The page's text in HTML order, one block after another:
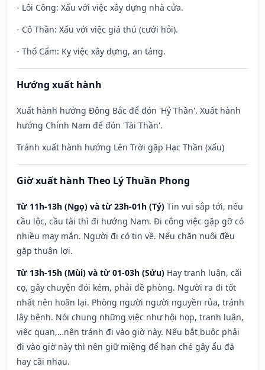
- Lôi Công: Xấu với việc xây dựng nhà cửa.
- Cô Thần: Xấu với việc giá thú (cưới hỏi).
- Thổ Cẩm: Kỵ việc xây dựng, an táng.
Hướng xuất hành
Xuất hành hướng Đông Bắc để đón 'Hỷ Thần'. Xuất hành
hướng Chính Nam để đón 'Tài Thần'.
Tránh xuất hành hướng Lên Trời gặp Hạc Thần (xấu)
Giờ xuất hành Theo Lý Thuần Phong
Từ 11h-13h (Ngọ) và từ 23h-01h (Tý) Tin vui sắp tới, nếu
cầu lộc, cầu tài thì đi hướng Nam. Đi công việc gặp gỡ có
nhiều may mắn. Người đi có tin về. Nếu chăn nuôi đều
gặp thuận lợi.
Từ 13h-15h (Mùi) và từ 01-03h (Sửu) Hay tranh luận, cãi
cọ, gây chuyện đói kém, phải đề phòng. Người ra đi tốt
nhất nên hoãn lại. Phòng người người nguyền rủa, tránh
lây bệnh. Nói chung những việc như hội họp, tranh luận,
việc quan,…nên tránh đi vào giờ này. Nếu bắt buộc phải
đi vào giờ này thì nên giữ miệng để hạn ché gây ẩu đả
hay cãi nhau.